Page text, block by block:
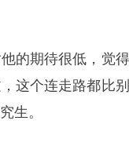
的期待很低，觉
这个连走路都比
生。